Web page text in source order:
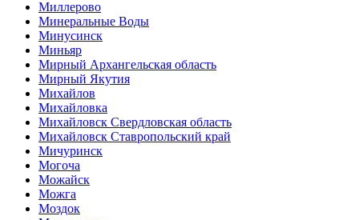
Миллерово
Минеральные Воды
Минусинск
Миньяр
Мирный Архангельская область
Мирный Якутия
Михайлов
Михайловка
Михайловск Свердловская область
Михайловск Ставропольский край
Мичуринск
Могоча
Можайск
Можга
Моздок